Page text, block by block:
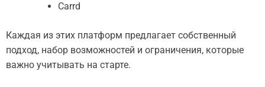
Carrd
Каждая из этих платформ предлагает собственный
подход, набор возможностей и ограничения, которые
важно учитывать на старте.